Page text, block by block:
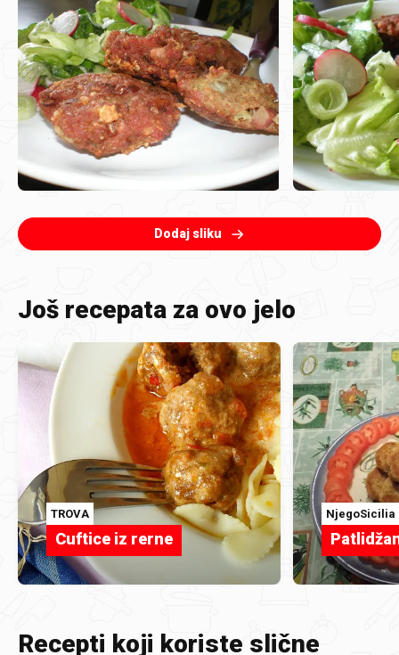
Dodaj sliku
Još recepata za ovo jelo
TROVA
Cuftice iz rerne
NjegoSicilia
Recepti koji koriste slične